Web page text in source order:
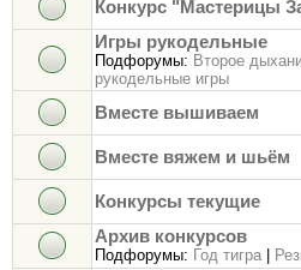
Конкурс "Мастерицы
Игры рукодельные
Подфорумы: Второе
рукодельные игры
Вместе вышиваем
Вместе вяжем и шьём
Конкурсы текущие
Архив конкурсов
Подфорумы: Год тигра